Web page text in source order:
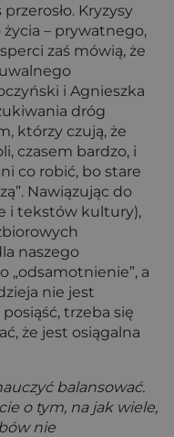
Kryzysy
– prywatnego,
zaś mówią, że
i Agnieszka
dróg
którzy czują, że
czasem bardzo, i
co robić, bo stare
Nawiązując do
i tekstów kultury),
naszego
„odsamotnienie”, a
nie jest
trzeba się
że jest osiągalna
balansować.
o tym, na jak wiele,
nie